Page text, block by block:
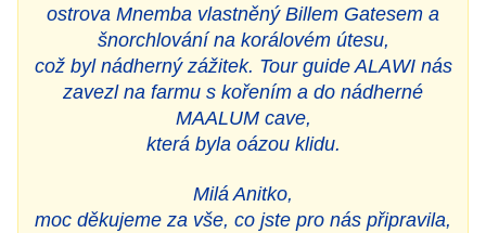
ostrova Mnemba vlastněný Billem Gatesem a
šnorchlování na korálovém útesu,
což byl nádherný zážitek. Tour guide ALAWI nás
zavezl na farmu s kořením a do nádherné
MAALUM cave,
která byla oázou klidu.
Milá Anitko,
moc děkujeme za vše, co jste pro nás připravila,